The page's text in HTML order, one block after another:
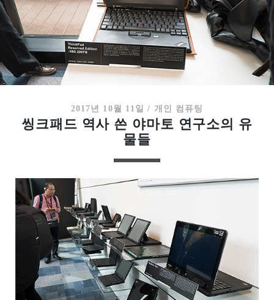
2017년 10월 11일 / 개인 컴퓨팅
씽크패드 역사 쓴 야마토 연구소의 유
물들